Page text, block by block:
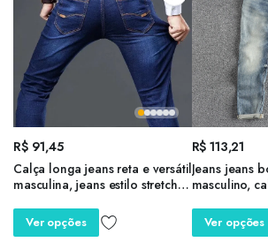
R$91,45
Calça longa jeans reta e versátil
masculina, jeans estilo stretch,
Ver opções
R$ 113,21
Jeans jeans
masculino,
primavera,
2024
Ver opções